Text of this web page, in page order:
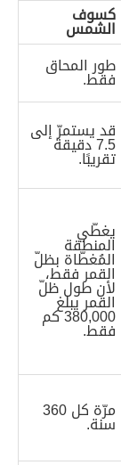
كسوف
الشمس
طور المحاق
فقط.
قد يستمرّ إلى
7.5 دقيقة
تقريبًا.
يغطّي
المنطقة
المُغطّاة بظلّ
القمر فقط،
لأن طول ظلّ
القمر يبلغ
380,000 كم
فقط.
مرّة كل 360
سنة.